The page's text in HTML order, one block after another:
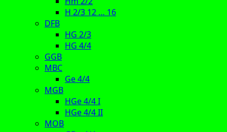
H 2/3 12 … 16
DFB
HG 2/3
HG 4/4
GGB
MBC
Ge 4/4
MGB
HGe 4/4 I
HGe 4/4 II
MOB